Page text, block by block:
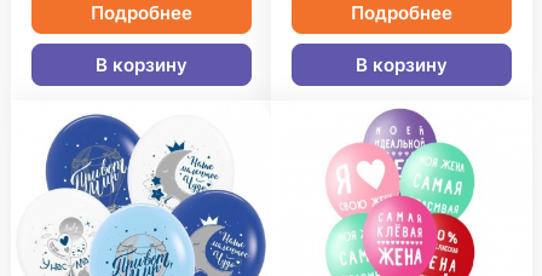
Подробнее
В корзину
Подробнее
В корзину